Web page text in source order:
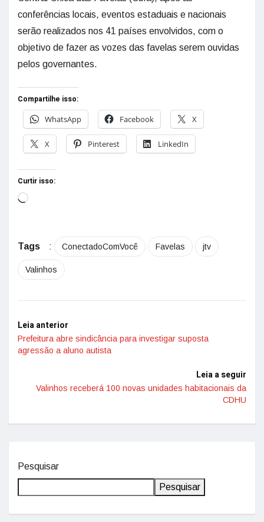
conferências locais, eventos estaduais e nacionais
serão realizados nos 41 países envolvidos, com o
objetivo de fazer as vozes das favelas serem ouvidas
pelos governantes.
Compartilhe isso:
WhatsApp
Facebook X
X Pinterest LinkedIn
Curtir isso:
Tags : ConectadoComVocê Favelas jtv
Valinhos
Leia anterior
Prefeitura abre sindicância para investigar suposta
agressão a aluno autista
Leia a seguir
Valinhos receberá 100 novas unidades habitacionais da
CDHU
Pesquisar
Pesquisar